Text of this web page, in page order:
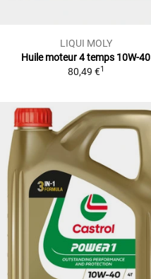
LIQUI MOLY
Huile moteur 4 temps 10W-40
80,49 €1